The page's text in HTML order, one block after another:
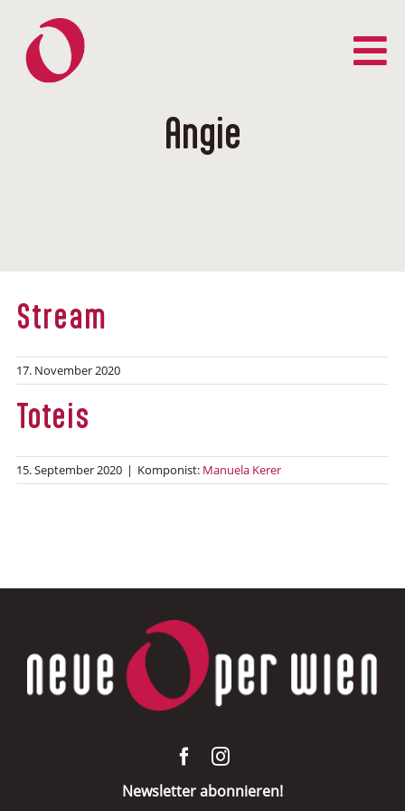
Inhalt
springen
Angie
Stream
17. November 2020
Toteis
15. September 2020 | Komponist: Manuela Kerer
Newsletter abonnieren!